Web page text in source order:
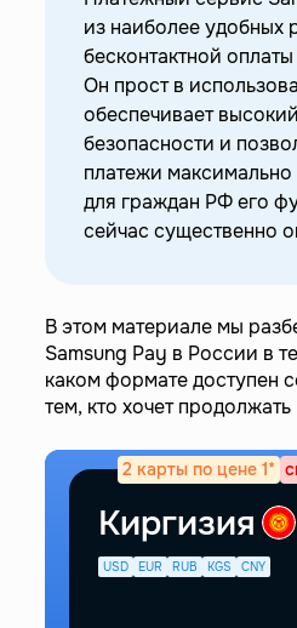
Pay
—Как пользоваться
—Иностранная карта для
Samsung Pay
Как пользоваться
сейчас
из наиболее удобных
бесконтактной
Он прост в
обеспечивает
безопасности и
платежи
для граждан РФ его
сейчас существенно
В этом материале мы
Samsung Pay в России в
каком формате доступен
тем, кто хочет
2 карты по цене 1*
Киргизия
USD EUR RUB KGS CNY